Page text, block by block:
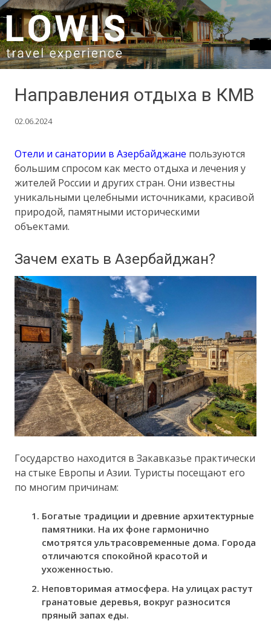
SKIP TO CONTENT
Направления отдыха в КМВ
02.06.2024
Отели и санатории в Азербайджане пользуются
большим спросом как место отдыха и лечения у
жителей России и других стран. Они известны
уникальными целебными источниками, красивой
природой, памятными историческими
объектами.
Зачем ехать в Азербайджан?
Государство находится в Закавказье практически
на стыке Европы и Азии. Туристы посещают его
по многим причинам:
Богатые традиции и древние архитектурные
памятники. На их фоне гармонично
смотрятся ультрасовременные дома. Города
отличаются спокойной красотой и
ухоженностью.
Неповторимая атмосфера. На улицах растут
гранатовые деревья, вокруг разносится
пряный запах еды.